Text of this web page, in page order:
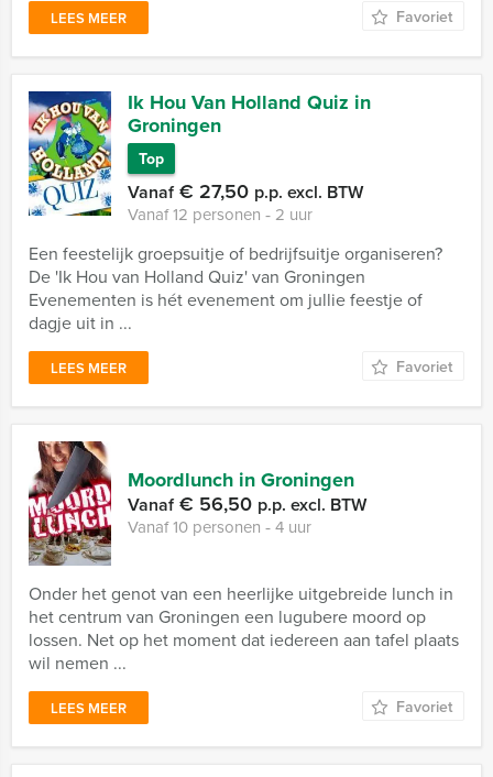
LEES MEER Favoriet
Ik Hou Van Holland Quiz in
Groningen
Top
Vanaf€ 27,50 p.p. excl. BTW
Vanaf 12 personen ‐ 2 uur
Een feestelijk groepsuitje of bedrijfsuitje organiseren?
De 'Ik Hou van Holland Quiz' van Groningen
Evenementen is hét evenement om jullie feestje of
dagje uit in ...
LEES MEER Favoriet
Moordlunch in Groningen
Vanaf€ 56,50 p.p. excl. BTW
Vanaf 10 personen ‐ 4 uur
Onder het genot van een heerlijke uitgebreide lunch in
het centrum van Groningen een lugubere moord op
lossen. Net op het moment dat iedereen aan tafel plaats
wil nemen ...
LEES MEER Favoriet